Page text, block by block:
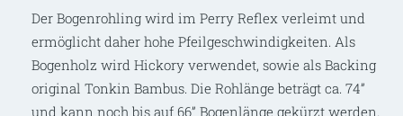
Der Bogenrohling wird im Perry Reflex verleimt und
ermöglicht daher hohe Pfeilgeschwindigkeiten. Als
Bogenholz wird Hickory verwendet, sowie als Backing
original Tonkin Bambus. Die Rohlänge beträgt ca. 74”
und kann noch bis auf 66” Bogenlänge gekürzt werden.